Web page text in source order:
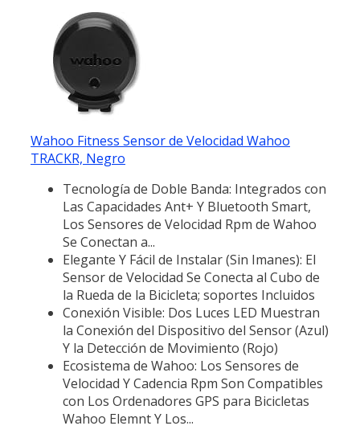
Wahoo Fitness Sensor de Velocidad Wahoo
TRACKR, Negro
Tecnología de Doble Banda: Integrados con
Las Capacidades Ant+ Y Bluetooth Smart,
Los Sensores de Velocidad Rpm de Wahoo
Se Conectan a...
Elegante Y Fácil de Instalar (Sin Imanes): El
Sensor de Velocidad Se Conecta al Cubo de
la Rueda de la Bicicleta; soportes Incluidos
Conexión Visible: Dos Luces LED Muestran
la Conexión del Dispositivo del Sensor (Azul)
Y la Detección de Movimiento (Rojo)
Ecosistema de Wahoo: Los Sensores de
Velocidad Y Cadencia Rpm Son Compatibles
con Los Ordenadores GPS para Bicicletas
Wahoo Elemnt Y Los...